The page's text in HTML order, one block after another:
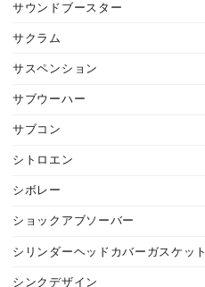
サウンドブースター
サクラム
サスペンション
サブウーハー
サブコン
シトロエン
シボレー
ショックアブソーバー
シリンダーヘッドカバーガスケット
シンクデザイン